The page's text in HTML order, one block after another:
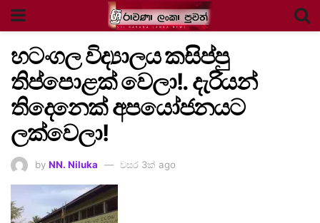
හටංගල විද්‍යාලය කසිප්පු
තිප්පොළක් වෙලා!. දැරියන්
තිදෙනෙක් අපයෝජනයට
ලක්වෙලා!
by NN. Niluka වසර 3ක් ago